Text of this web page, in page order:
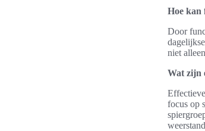
Hoe kan
Door
niet
Wat zijn
focus op